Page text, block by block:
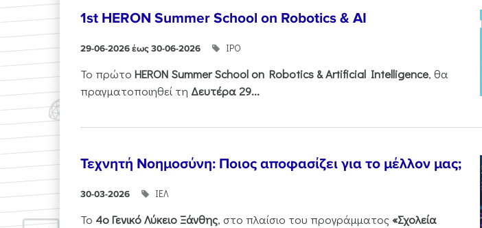
1st HERON Summer School on Robotics & AI
29-06-2026 έως 30-06-2026 ΙΡΟ
Το πρώτο HERON SummerSchoolon Robotics &Artificial Intelligence, θα
πραγματοποιηθεί τη Δευτέρα 29...
Τεχνητή Νοημοσύνη: Ποιος αποφασίζει για το μέλλον μας;
30-03-2026 ΙΕΛ
Το 4ο Γενικό Λύκειο Ξάνθης, στο πλαίσιο του προγράμματος«Σχολεία